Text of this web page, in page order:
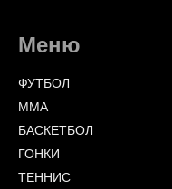
Меню
ФУТБОЛ
ММА
БАСКЕТБОЛ
ГОНКИ
ТЕННИС